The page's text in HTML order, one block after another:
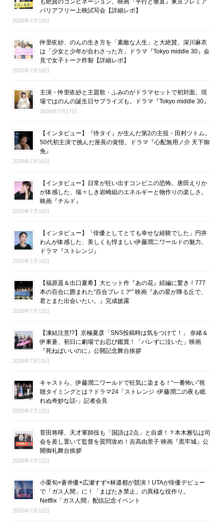
バリアフリー上映試写会【詳細レポ】
2026年7月19日
仲里依紗、のんの生き方を「素敵な人生」と大絶賛。深川麻衣
は「少女と少年が合わさった方」ドラマ『Tokyo middle 30』会
見で女子トーク炸裂【詳細レポ】
2026年7月18日
主演・仲里依紗と主題歌・ふみのがドラマセットで初対面。現
場ではのんの誕生日サプライズも。ドラマ『Tokyo middle 30』
2026年7月17日
【インタビュー】『侍タイ』が生んだ第2の主役・田村ツトム。
50代初主演で挑んだ座長の覚悟。ドラマ『心配無用ノ介 天下御
免』
2026年7月16日
【インタビュー】日常が狂い出すコンビニの恐怖。唐田えりか
が体感した、瑞々しき岩崎組のエネルギーと物作りの楽しさ。
映画『チルド』
2026年7月16日
【インタビュー】「俳優としてとても幸せな経験でした」円井
わんが体感した、美しくも悍ましい伊藤潤二ワールドの魅力。
ドラマ『ストレンジ』
2026年7月16日
【福原遥＆出口夏希】大ヒット作『あの花』続編に驚き！777
本の百合に囲まれた“百合プレミア” 映画『あの星が降る丘で、
君とまた出会いたい。』完成披露
2026年7月13日
【凍結注意!?】京極夏彦「SNS投稿時は気をつけて！」 奈緒＆
伊東蒼、初日に劇場でお忍び鑑賞！「バレずに泣いた」映画
『死ねばいいのに』公開記念舞台挨拶
2026年7月13日
キャストら、伊藤潤二ワールドで狂気に染まる！“一番怖い”視
聴タイミングとは？ドラマ24「ストレンジ -伊藤潤二の夜も眠
れぬ奇妙な話-」記者会見
2026年7月13日
菅田将暉、天才軍師役も「国語は2点」と自虐！？本木雅弘は司
会を差し置いて監督を質問攻め！吉高由里子 映画『黒牢城』公
開御礼舞台挨拶
2026年7月12日
小栗旬×蒼井優×広瀬すず×林遣都が競演！UTAが俳優デビュー
で「ガス人間」に！「まばたき禁止」の異様な役作り。
Netflix「ガス人間」配信記念イベント
2026年7月12日